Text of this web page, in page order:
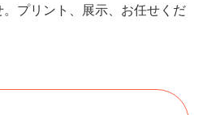
プリント、展示、お任せくだ